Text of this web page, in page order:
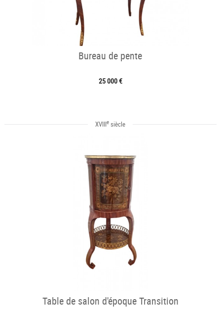
Bureau de pente
25 000 €
XVIIIe siècle
Table de salon d'époque Transition